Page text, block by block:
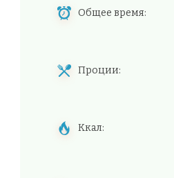
Общее время:
Проции:
Ккал: